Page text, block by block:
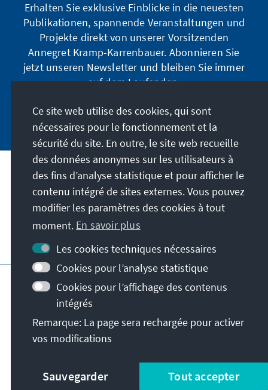
Erhalten Sie exklusive Einblicke in die neuesten
Publikationen, spannende Veranstaltungen und
Projekte direkt von unserer Vorsitzenden
Annegret Kramp-Karrenbauer. Abonnieren Sie
jetzt unseren Newsletter und bleiben Sie immer
auf dem Laufenden.
Jetzt abonnieren
Notre mission
Contact
Autres offres de la fondation
Impressum
Protection des données
Conditions d'utilisation
Déclaration d'accessibilité
Plan du site
© Konrad-Adenauer-Stiftung e.V. 2026
Ce site web utilise des cookies, qui sont
nécessaires pour le fonctionnement et la
sécurité du site. En outre, le site web recueille
des données anonymes sur les utilisateurs à
des fins d’analyse statistique et pour afficher le
contenu intégré de sites externes. Vous pouvez
modifier les paramètres des cookies à tout
moment. En savoir plus
Les cookies techniques nécessaires
Cookies pour l’analyse statistique
Cookies pour l’affichage des contenus
intégrés
Remarque: La page sera rechargée pour activer
vos modifications
Sauvegarder Tout accepter